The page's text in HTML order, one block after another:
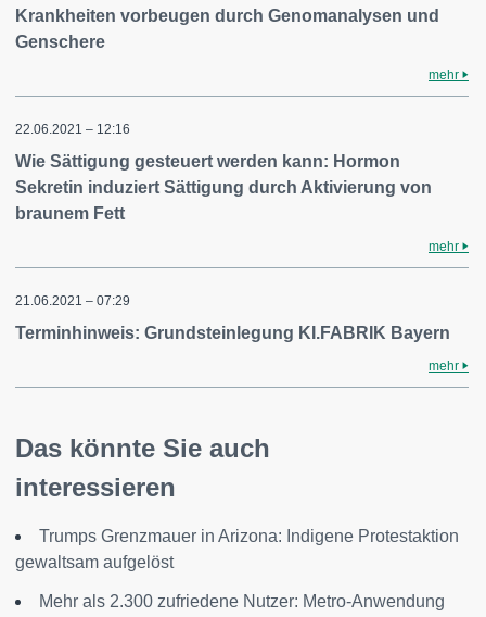
Krankheiten vorbeugen durch Genomanalysen und
Genschere
mehr
22.06.2021 – 12:16
Wie Sättigung gesteuert werden kann: Hormon
Sekretin induziert Sättigung durch Aktivierung von
braunem Fett
mehr
21.06.2021 – 07:29
Terminhinweis: Grundsteinlegung KI.FABRIK Bayern
mehr
Das könnte Sie auch
interessieren
Trumps Grenzmauer in Arizona: Indigene Protestaktion
gewaltsam aufgelöst
Mehr als 2.300 zufriedene Nutzer: Metro-Anwendung